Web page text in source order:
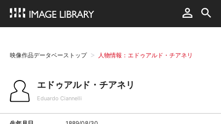
映像作品データベーストップ 人物情報：エドゥアルド・チアネリ
エドゥアルド・チアネリ
Eduardo Ciannelli